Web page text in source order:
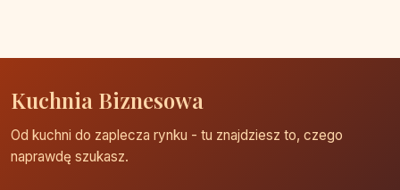
Kuchnia Biznesowa
Od kuchni do zaplecza rynku - tu znajdziesz to, czego
naprawdę szukasz.